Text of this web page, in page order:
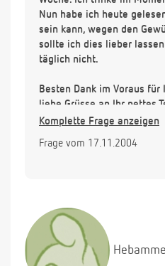
Nun habe ich heute
sein kann, wegen den
sollte ich dies lieber
täglich nicht.
Besten Dank im Voraus
liebe Grüsse an Ihr nettes
Komplette Frage anzeigen
Frage vom 17.11.2004
Hebamme